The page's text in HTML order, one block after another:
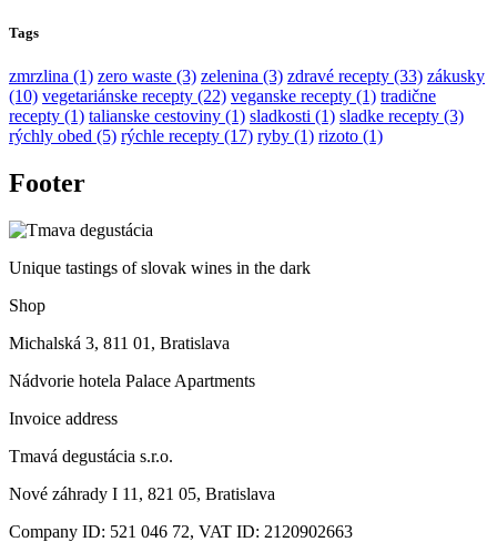
Tags
zmrzlina (1) zero waste (3) zelenina (3) zdravé recepty (33) zákusky
(10) vegetariánske recepty (22) veganske recepty (1) tradične
recepty (1) talianske cestoviny (1) sladkosti (1) sladke recepty (3)
rýchly obed (5) rýchle recepty (17) ryby (1) rizoto (1)
Footer
Unique tastings of slovak wines in the dark
Shop
Michalská 3, 811 01, Bratislava
Nádvorie hotela Palace Apartments
Invoice address
Tmavá degustácia s.r.o.
Nové záhrady I 11, 821 05, Bratislava
Company ID: 521 046 72, VAT ID: 2120902663